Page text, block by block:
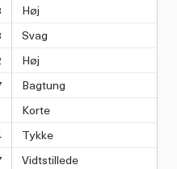
Høj
Svag
Høj
Bagtung
Korte
Tykke
Vidtstillede